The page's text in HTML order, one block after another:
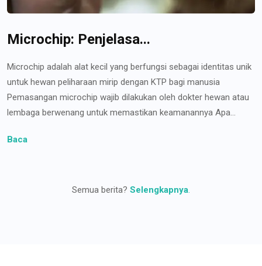
Microchip: Penjelasa...
Microchip adalah alat kecil yang berfungsi sebagai identitas unik
untuk hewan peliharaan mirip dengan KTP bagi manusia
Pemasangan microchip wajib dilakukan oleh dokter hewan atau
lembaga berwenang untuk memastikan keamanannya Apa...
Baca
Semua berita? Selengkapnya